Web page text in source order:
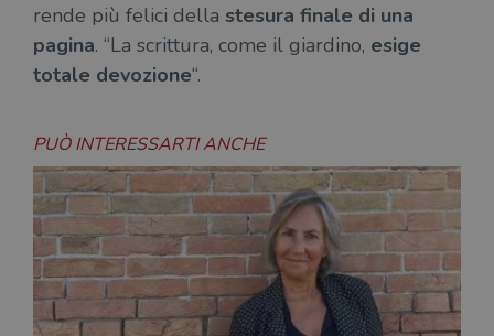
rende più felici della stesura finale di una
pagina. “La scrittura, come il giardino, esige
totale devozione“.
PUÒ INTERESSARTI ANCHE